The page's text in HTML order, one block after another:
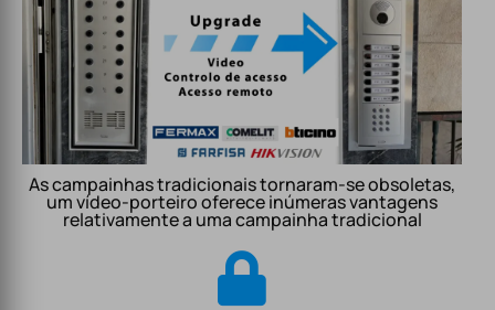
As campainhas tradicionais tornaram-se obsoletas,
um vídeo-porteiro oferece inúmeras vantagens
relativamente a uma campainha tradicional